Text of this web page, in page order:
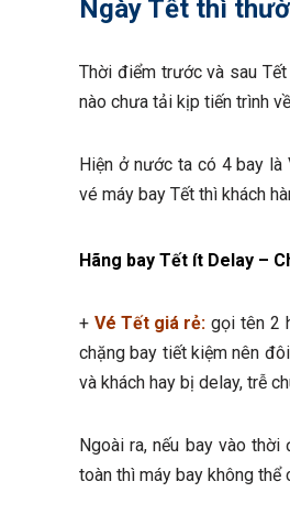
Ngày Tết thì
Thời điểm trước và sau
nào chưa tải kịp tiến trình
Hiện ở nước ta có 4 bay là
vé máy bay Tết thì khách
Hãng bay Tết ít Delay –
+Vé Tết giá rẻ: gọi tên 2
chặng bay tiết kiệm nên
và khách hay bị delay, trễ
Ngoài ra, nếu bay vào
toàn thì máy bay không thể